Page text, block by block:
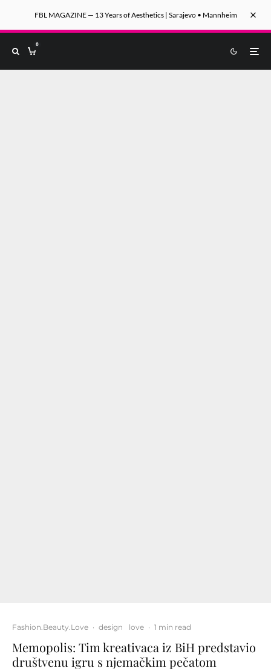
FBL MAGAZINE — 13 Years of Aesthetics | Sarajevo • Mannheim
0
Fashion.Beauty.Love · design love · 1 min read
Memopolis: Tim kreativaca iz BiH predstavio
društvenu igru s njemačkim pečatom